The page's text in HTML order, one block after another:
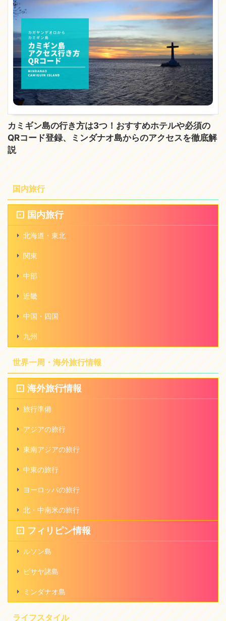
カミギン島の行き方は3つ！おすすめホテルや必須の
QRコード登録、ミンダナオ島からのアクセスを徹底解
説
国内旅行
国内旅行
北海道・東北
関東
中部
近畿
中国・四国
九州
世界一周・海外旅行情報
海外旅行情報
旅行準備
アジアの旅行
東南アジアの旅行
中東の旅行
ヨーロッパの旅行
北・中南米の旅行
フィリピン情報
ルソン島
ビサヤ諸島
ミンダナオ島
ライフスタイル